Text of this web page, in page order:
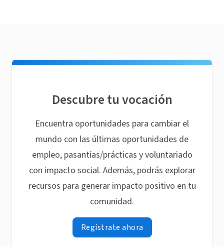
Descubre tu vocación
Encuentra oportunidades para cambiar el
mundo con las últimas oportunidades de
empleo, pasantías/prácticas y voluntariado
con impacto social. Además, podrás explorar
recursos para generar impacto positivo en tu
comunidad.
Regístrate ahora